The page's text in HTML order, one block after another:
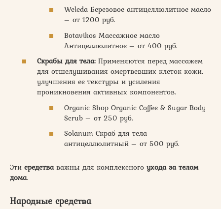
Weleda Березовое антицеллюлитное масло
– от 1200 руб.
Botavikos Массажное масло
Антицеллюлитное – от 400 руб.
Скрабы для тела: Применяются перед массажем
для отшелушивания омертвевших клеток кожи,
улучшения ее текстуры и усиления
проникновения активных компонентов.
Organic Shop Organic Coffee & Sugar Body
Scrub – от 250 руб.
Solanum Скраб для тела
антицеллюлитный – от 500 руб.
Эти средстваважны для комплексного ухода за телом
дома.
Народные средства